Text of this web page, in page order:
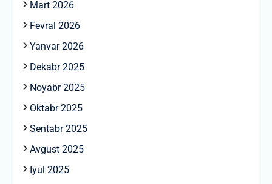
Mart 2026
Fevral 2026
Yanvar 2026
Dekabr 2025
Noyabr 2025
Oktabr 2025
Sentabr 2025
Avgust 2025
Iyul 2025